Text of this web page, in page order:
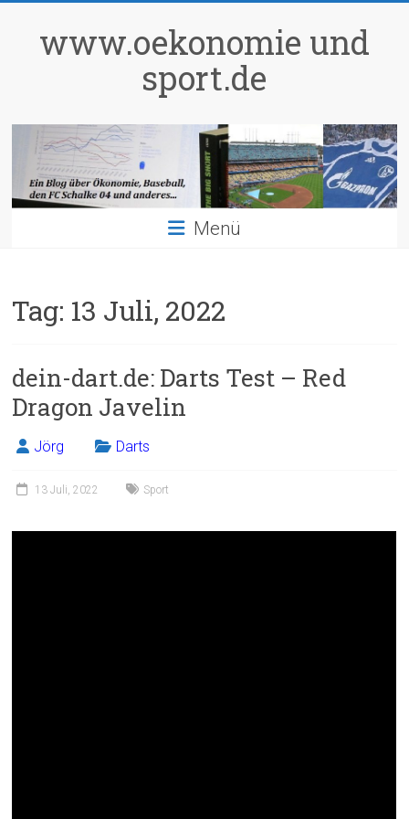
springenwww.oekonomie und
sport.de
Menü
Tag: 13 Juli, 2022
dein-dart.de: Darts Test – Red
Dragon Javelin
Jörg Darts
13 Juli, 2022 Sport